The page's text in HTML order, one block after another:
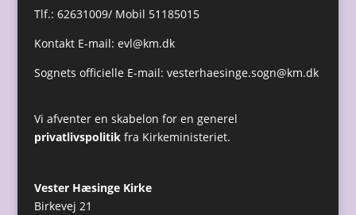
Tlf.: 62631009/ Mobil 51185015
Kontakt E-mail: evl@km.dk
Sognets officielle E-mail: vesterhaesinge.sogn@km.dk
Vi afventer en skabelon for en generel
privatlivspolitikfra Kirkeministeriet.
Vester Hæsinge Kirke
Birkevej 21